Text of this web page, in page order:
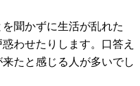
聞かずに生活が乱れた
わせたりします。口答え
たと感じる人が多いでし